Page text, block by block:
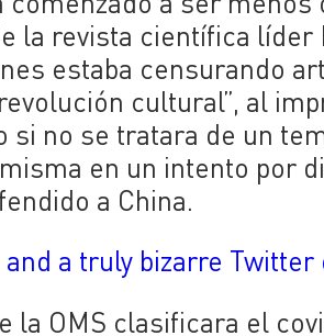
la revista científica líder
estaba censurando
cultural”, al
no se tratara de un
en un intento por
a China.
a truly bizarre Twitter
la OMS clasificara el